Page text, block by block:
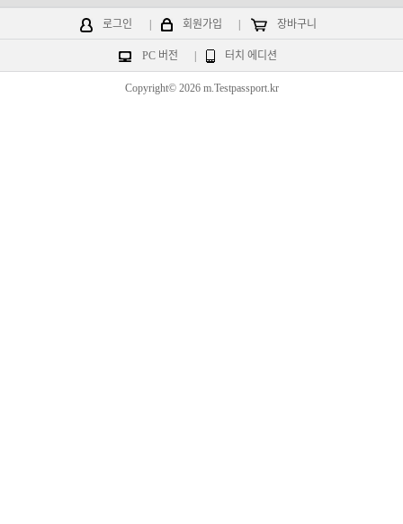
로그인 회원가입 장바구니
PC 버전 터치 에디션
Copyright© 2026 m.Testpassport.kr